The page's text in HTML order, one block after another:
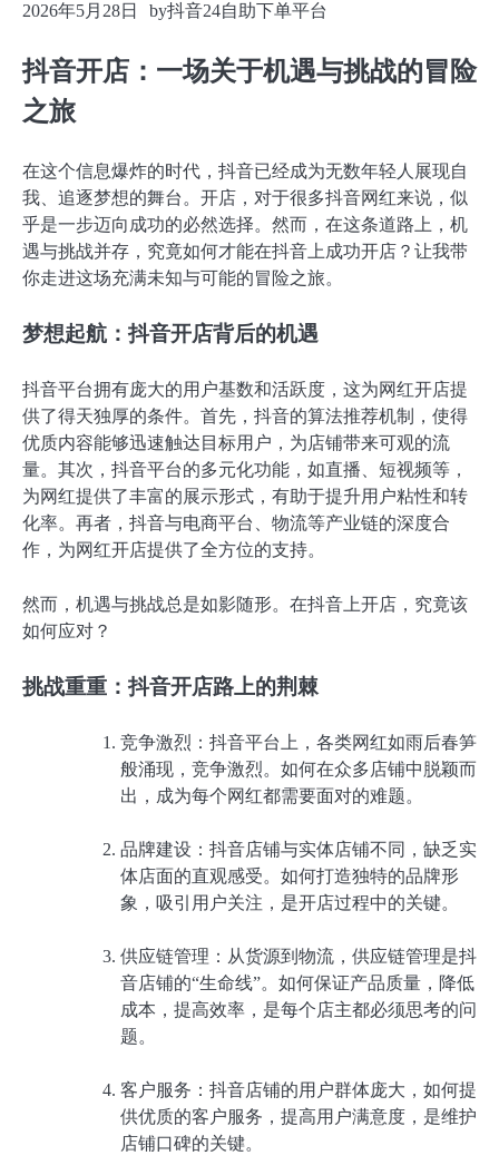
2026年5月28日 by抖音24自助下单平台
抖音开店：一场关于机遇与挑战的冒险
之旅
在这个信息爆炸的时代，抖音已经成为无数年轻人展现自
我、追逐梦想的舞台。开店，对于很多抖音网红来说，似
乎是一步迈向成功的必然选择。然而，在这条道路上，机
遇与挑战并存，究竟如何才能在抖音上成功开店？让我带
你走进这场充满未知与可能的冒险之旅。
梦想起航：抖音开店背后的机遇
抖音平台拥有庞大的用户基数和活跃度，这为网红开店提
供了得天独厚的条件。首先，抖音的算法推荐机制，使得
优质内容能够迅速触达目标用户，为店铺带来可观的流
量。其次，抖音平台的多元化功能，如直播、短视频等，
为网红提供了丰富的展示形式，有助于提升用户粘性和转
化率。再者，抖音与电商平台、物流等产业链的深度合
作，为网红开店提供了全方位的支持。
然而，机遇与挑战总是如影随形。在抖音上开店，究竟该
如何应对？
挑战重重：抖音开店路上的荆棘
竞争激烈：抖音平台上，各类网红如雨后春笋
般涌现，竞争激烈。如何在众多店铺中脱颖而
出，成为每个网红都需要面对的难题。
品牌建设：抖音店铺与实体店铺不同，缺乏实
体店面的直观感受。如何打造独特的品牌形
象，吸引用户关注，是开店过程中的关键。
供应链管理：从货源到物流，供应链管理是抖
音店铺的“生命线”。如何保证产品质量，降低
成本，提高效率，是每个店主都必须思考的问
题。
客户服务：抖音店铺的用户群体庞大，如何提
供优质的客户服务，提高用户满意度，是维护
店铺口碑的关键。